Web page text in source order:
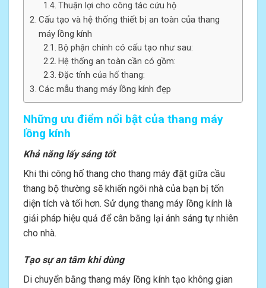
Thuận lợi cho công tác cứu hộ
Cấu tạo và hệ thống thiết bị an toàn của thang
máy lồng kính
Bộ phận chính có cấu tạo như sau:
Hệ thống an toàn cần có gồm:
Đặc tính của hố thang:
Các mẫu thang máy lồng kính đẹp
Những ưu điểm nổi bật của thang máy
lồng kính
Khả năng lấy sáng tốt
Khi thi công hố thang cho thang máy đặt giữa cầu
thang bộ thường sẽ khiến ngôi nhà của bạn bị tốn
diện tích và tối hơn. Sử dụng thang máy lồng kính là
giải pháp hiệu quả để cân bằng lại ánh sáng tự nhiên
cho nhà.
Tạo sự an tâm khi dùng
Di chuyển bằng thang máy lồng kính tạo không gian